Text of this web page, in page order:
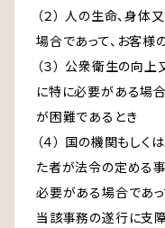
（２） 人の生命、身
場合であって、お客様
（３） 公衆衛生の向
に特に必要がある場
が困難であるとき
（４） 国の機関もし
た者が法令の定める
必要がある場合であっ
当該事務の遂行に支